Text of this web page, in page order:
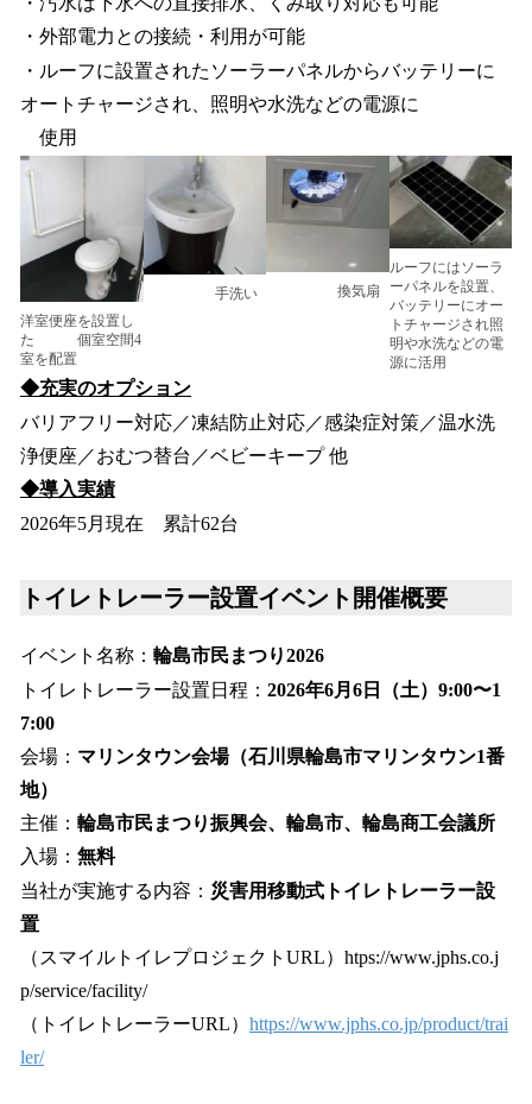
・外部電力との接続・利用が可能
・ルーフに設置されたソーラーパネルからバッテリーに
オートチャージされ、照明や水洗などの電源に
使用
洋室便座を設置し
た 個室空間4
室を配置
手洗い 換気扇
ルーフにはソーラ
ーパネルを設置、
バッテリーにオー
トチャージされ照
明や水洗などの電
源に活用
◆充実のオプション
バリアフリー対応／凍結防止対応／感染症対策／温水洗
浄便座／おむつ替台／ベビーキープ 他
◆導入実績
2026年5月現在 累計62台
トイレトレーラー設置イベント開催概要
イベント名称： 輪島市民まつり2026
トイレトレーラー設置日程： 2026年6月6日（土）9:00〜1
7:00
会場： マリンタウン会場（石川県輪島市マリンタウン1番
地）
主催： 輪島市民まつり振興会、輪島市、輪島商工会議所
入場： 無料
当社が実施する内容： 災害用移動式トイレトレーラー設
置
（スマイルトイレプロジェクトURL）htps://www.jphs.co.j
p/service/facility/
（トイレトレーラーURL） https://www.jphs.co.jp/product/trai
ler/